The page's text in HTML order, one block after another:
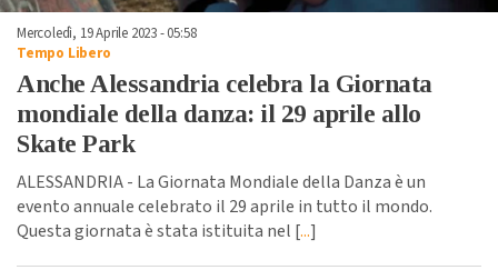
Mercoledì, 19 Aprile 2023 - 05:58
Tempo Libero
Anche Alessandria celebra la Giornata
mondiale della danza: il 29 aprile allo
Skate Park
ALESSANDRIA - La Giornata Mondiale della Danza è un
evento annuale celebrato il 29 aprile in tutto il mondo.
Questa giornata è stata istituita nel [...]